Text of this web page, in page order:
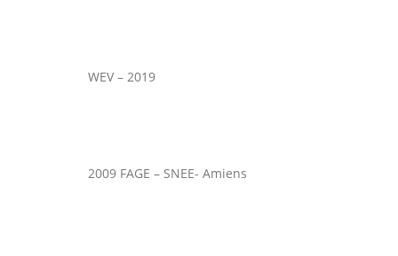
WEV – 2019
2009 FAGE – SNEE- Amiens